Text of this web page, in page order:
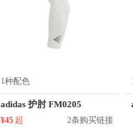
1种配色
adidas 护肘 FM0205
¥45 起 2条购买链接